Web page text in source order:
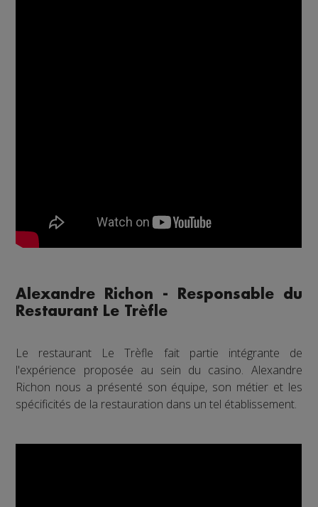
Alexandre Richon - Responsable du
Restaurant Le Trèfle
Le restaurant Le Trèfle fait partie intégrante de
l'expérience proposée au sein du casino. Alexandre
Richon nous a présenté son équipe, son métier et les
spécificités de la restauration dans un tel établissement.